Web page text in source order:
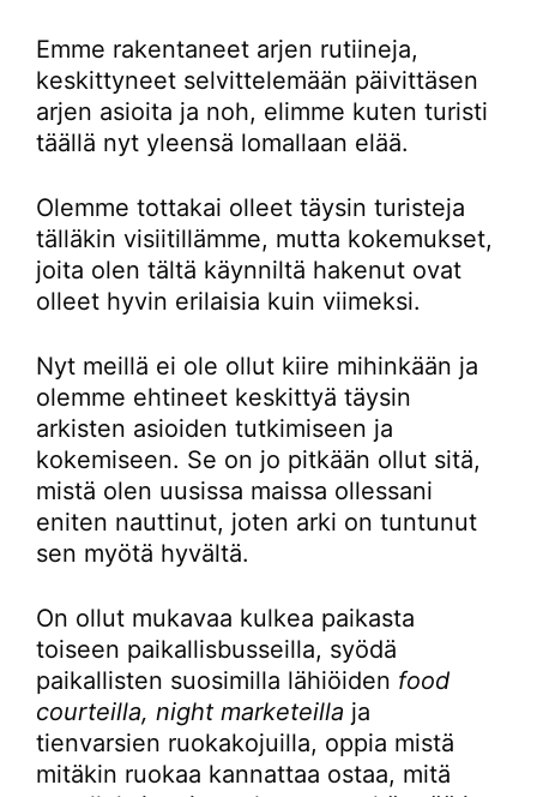
Emme rakentaneet arjen rutiineja,
keskittyneet selvittelemään päivittäsen
arjen asioita ja noh, elimme kuten turisti
täällä nyt yleensä lomallaan elää.
Olemme tottakai olleet täysin turisteja
tälläkin visiitillämme, mutta kokemukset,
joita olen tältä käynniltä hakenut ovat
olleet hyvin erilaisia kuin viimeksi.
Nyt meillä ei ole ollut kiire mihinkään ja
olemme ehtineet keskittyä täysin
arkisten asioiden tutkimiseen ja
kokemiseen. Se on jo pitkään ollut sitä,
mistä olen uusissa maissa ollessani
eniten nauttinut, joten arki on tuntunut
sen myötä hyvältä.
On ollut mukavaa kulkea paikasta
toiseen paikallisbusseilla, syödä
paikallisten suosimilla lähiöiden food
courteilla, night marketeilla ja
tienvarsien ruokakojuilla, oppia mistä
mitäkin ruokaa kannattaa ostaa, mitä